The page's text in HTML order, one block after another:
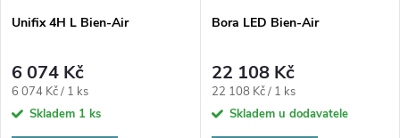
p
r
o
s
p
r
Unifix 4H L Bien-Air
6 074 Kč
Měrná
cena:
6 074 Kč / 1 ks
Skladem 1 ks
Bora LED Bien-Air
22 108 Kč
Měrná
cena:
22 108 Kč / 1 ks
Skladem u dodavatele